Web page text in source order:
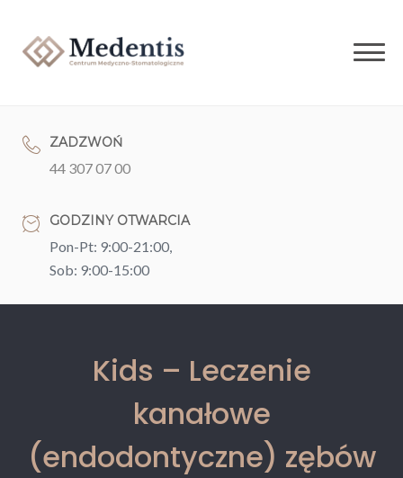
content
ZADZWOŃ
44 307 07 00
GODZINY OTWARCIA
Pon-Pt: 9:00-21:00,
Sob: 9:00-15:00
Kids – Leczenie
kanałowe
(endodontyczne) zębów